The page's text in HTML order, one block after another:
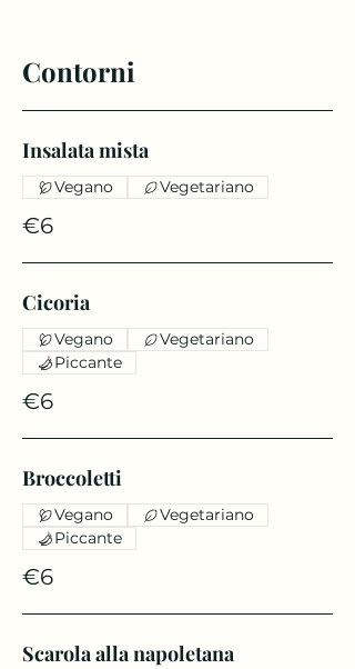
Contorni
Insalata mista
€6
Vegano Vegetariano
Cicoria
€6
Vegano
Vegetariano
Piccante
Broccoletti
€6
Vegano
Vegetariano
Piccante
Scarola alla napoletana